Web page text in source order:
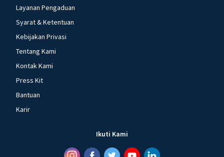
Layanan Pengaduan
Syarat & Ketentuan
Kebijakan Privasi
Tentang Kami
Kontak Kami
Press Kit
Bantuan
Karir
Ikuti Kami